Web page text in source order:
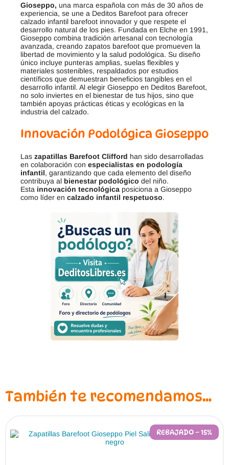
Gioseppo, una marca española con más de 30 años de
experiencia, se une a Deditos Barefoot para ofrecer
calzado infantil barefoot innovador y que respete el
desarrollo natural de los pies. Fundada en Elche en 1991,
Gioseppo combina tradición artesanal con tecnología
avanzada, creando zapatos barefoot que promueven la
libertad de movimiento y la salud podológica. Su diseño
único incluye punteras amplias, suelas flexibles y
materiales sostenibles, respaldados por estudios
científicos que demuestran beneficios tangibles en el
desarrollo infantil. Al elegir Gioseppo en Deditos Barefoot,
no solo inviertes en el bienestar de tus hijos, sino que
también apoyas prácticas éticas y ecológicas en la
industria del calzado.
Innovación Podológica Gioseppo
Las zapatillas Barefoot Clifford han sido desarrolladas
en colaboración con especialistas en podología
infantil, garantizando que cada elemento del diseño
contribuya al bienestar podológico del niño.
Esta innovación tecnológica posiciona a Gioseppo
como líder en calzado infantil respetuoso.
También te recomendamos…
REBAJADO – 15%